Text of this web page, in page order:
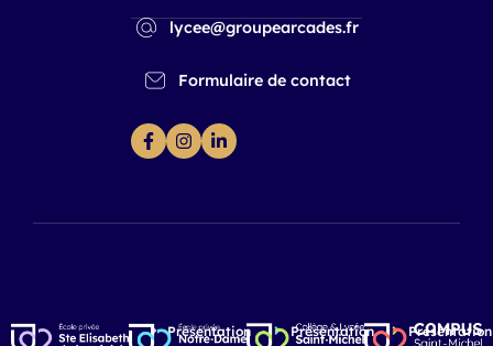
lycee@groupearcades.fr
Formulaire de contact
Présentation
Présentation
Présentation